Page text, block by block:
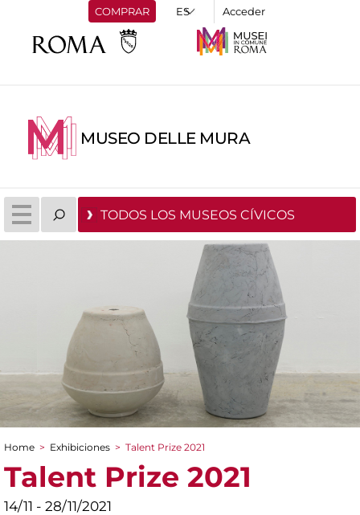
COMPRAR Acceder
MUSEO DELLE MURA
TODOS LOS MUSEOS CÍVICOS
You are here
Home > Exhibiciones > Talent Prize 2021
Talent Prize 2021
14/11 - 28/11/2021